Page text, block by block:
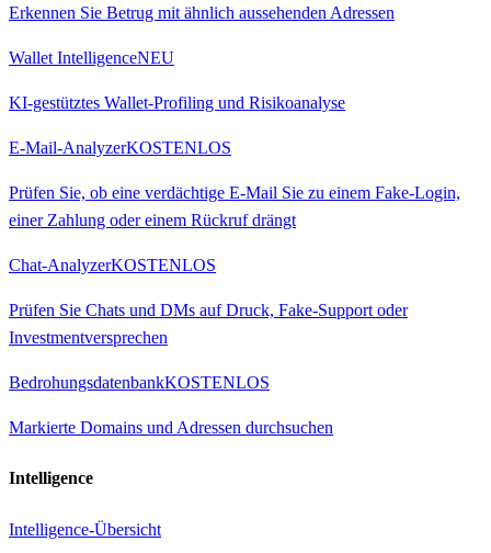
Erkennen Sie Betrug mit ähnlich aussehenden Adressen
Wallet IntelligenceNEU
KI-gestütztes Wallet-Profiling und Risikoanalyse
E-Mail-AnalyzerKOSTENLOS
Prüfen Sie, ob eine verdächtige E-Mail Sie zu einem Fake-Login,
einer Zahlung oder einem Rückruf drängt
Chat-AnalyzerKOSTENLOS
Prüfen Sie Chats und DMs auf Druck, Fake-Support oder
Investmentversprechen
BedrohungsdatenbankKOSTENLOS
Markierte Domains und Adressen durchsuchen
Intelligence
Intelligence-Übersicht